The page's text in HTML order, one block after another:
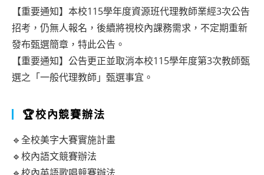
【重要通知】本校115學年度資源班代理教師業經3次公告
招考，仍無人報名，後續將視校內課務需求，不定期重新
發布甄選簡章，特此公告。
【重要通知】公告更正並取消本校115學年度第3次教師甄
選之「一般代理教師」甄選事宜。
🏆校內競賽辦法
🔹全校美字大賽實施計畫
🔹校內語文競賽辦法